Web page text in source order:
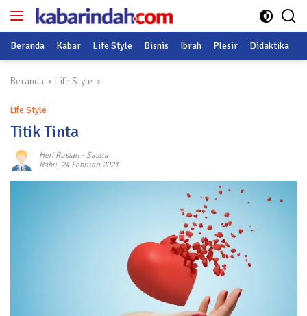
Langsung
Beranda Kabar Life Style Bisnis Ibrah Plesir Didaktika
Beranda Life Style
Life Style
Titik Tinta
Heri Ruslan - Sastra
Rabu, 24 Februari 2021